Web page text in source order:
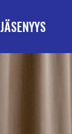
JÄSENYYS